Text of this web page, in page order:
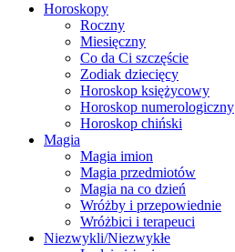
Horoskopy
Roczny
Miesięczny
Co da Ci szczęście
Zodiak dziecięcy
Horoskop księżycowy
Horoskop numerologiczny
Horoskop chiński
Magia
Magia imion
Magia przedmiotów
Magia na co dzień
Wróżby i przepowiednie
Wróżbici i terapeuci
Niezwykli/Niezwykłe